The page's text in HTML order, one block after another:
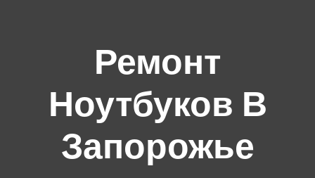
Ремонт
Ноутбуков В
Запорожье